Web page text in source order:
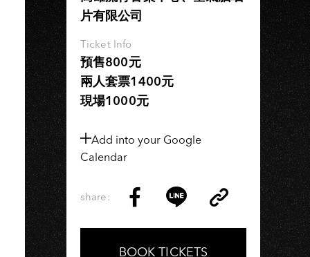
片有限公司
Ticket Info
預售800元
兩人套票1400元
現場1000元
Add into your Google
Calendar
share:
on
Facebook
on
LINE
Link
Copy
BOOK TICKETS